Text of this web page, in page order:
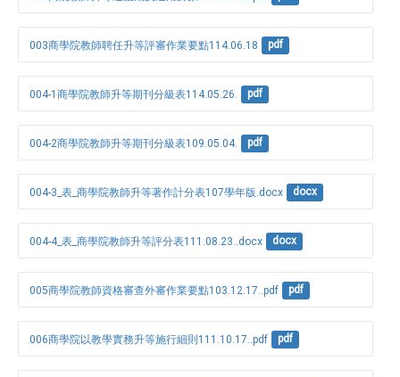
003商學院教師聘任升等評審作業要點114.06.18 pdf
004-1商學院教師升等期刊分級表114.05.26. pdf
004-2商學院教師升等期刊分級表109.05.04. pdf
004-3_表_商學院教師升等著作計分表107學年版.docx docx
004-4_表_商學院教師升等評分表111.08.23..docx docx
005商學院教師資格審查外審作業要點103.12.17..pdf pdf
006商學院以教學實務升等施行細則111.10.17..pdf pdf